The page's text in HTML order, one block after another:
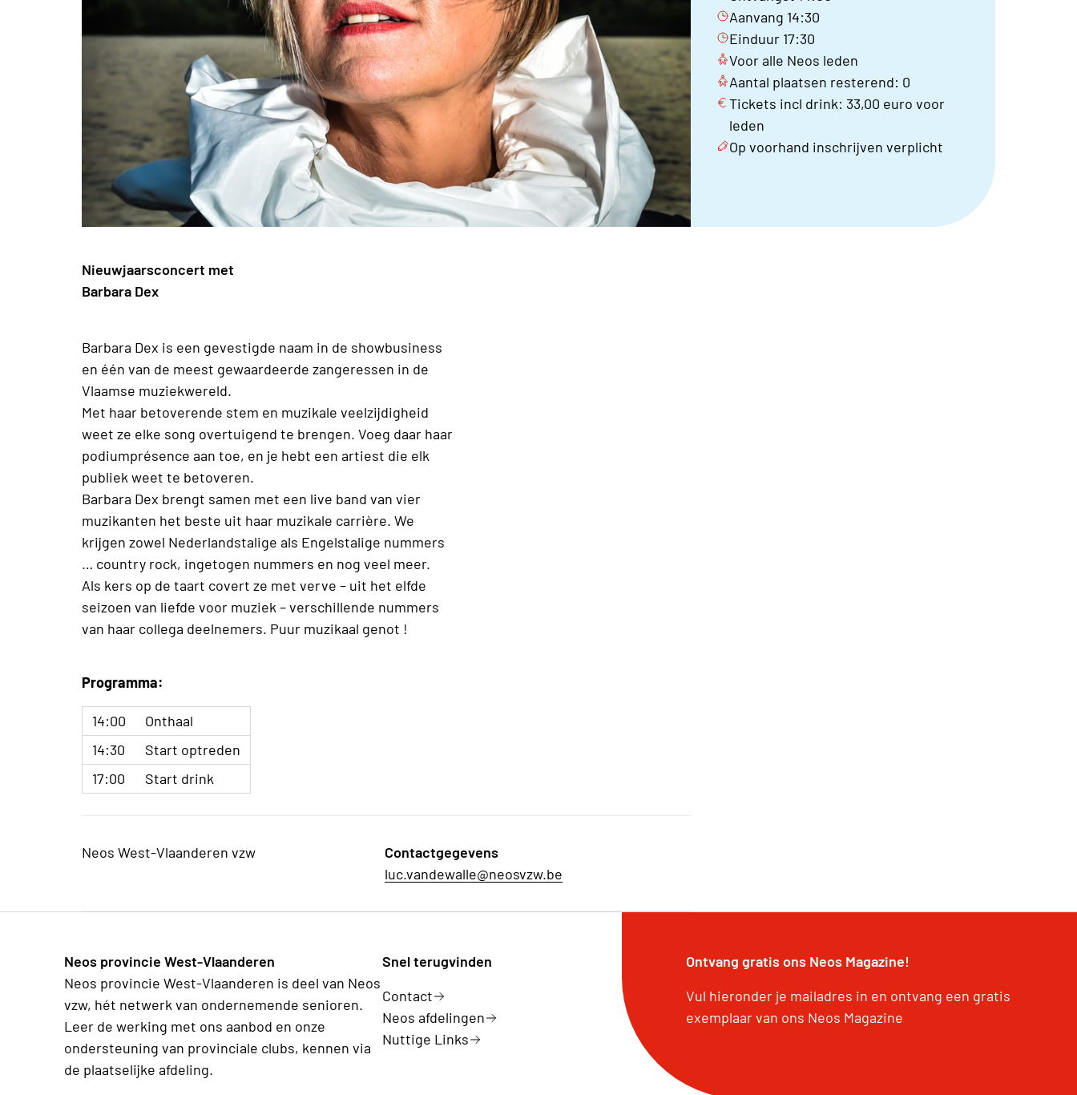
Aanvang 14:30
Einduur 17:30
Voor alle Neos leden
Aantal plaatsen resterend: 0
Tickets incl drink: 33,00 euro voor
leden
Op voorhand inschrijven verplicht
Nieuwjaarsconcert met
Barbara Dex
Barbara Dex is een gevestigde naam in de showbusiness
en één van de meest gewaardeerde zangeressen in de
Vlaamse muziekwereld.
Met haar betoverende stem en muzikale veelzijdigheid
weet ze elke song overtuigend te brengen. Voeg daar haar
podiumprésence aan toe, en je hebt een artiest die elk
publiek weet te betoveren.
Barbara Dex brengt samen met een live band van vier
muzikanten het beste uit haar muzikale carrière. We
krijgen zowel Nederlandstalige als Engelstalige nummers
… country rock, ingetogen nummers en nog veel meer.
Als kers op de taart covert ze met verve – uit het elfde
seizoen van liefde voor muziek – verschillende nummers
van haar collega deelnemers. Puur muzikaal genot !
Programma:
14:00
Onthaal
14:30
Start optreden
17:00
Start drink
Neos West-Vlaanderen vzw
Contactgegevens
luc.vandewalle@neosvzw.be
Neos provincie West-Vlaanderen
Neos provincie West-Vlaanderen is deel van Neos
vzw, hét netwerk van ondernemende senioren.
Leer de werking met ons aanbod en onze
ondersteuning van provinciale clubs, kennen via
de plaatselijke afdeling.
Snel terugvinden
Contact
Neos afdelingen
Nuttige Links
Ontvang gratis ons Neos Magazine!
Vul hieronder je mailadres in en ontvang een gratis
exemplaar van ons Neos Magazine